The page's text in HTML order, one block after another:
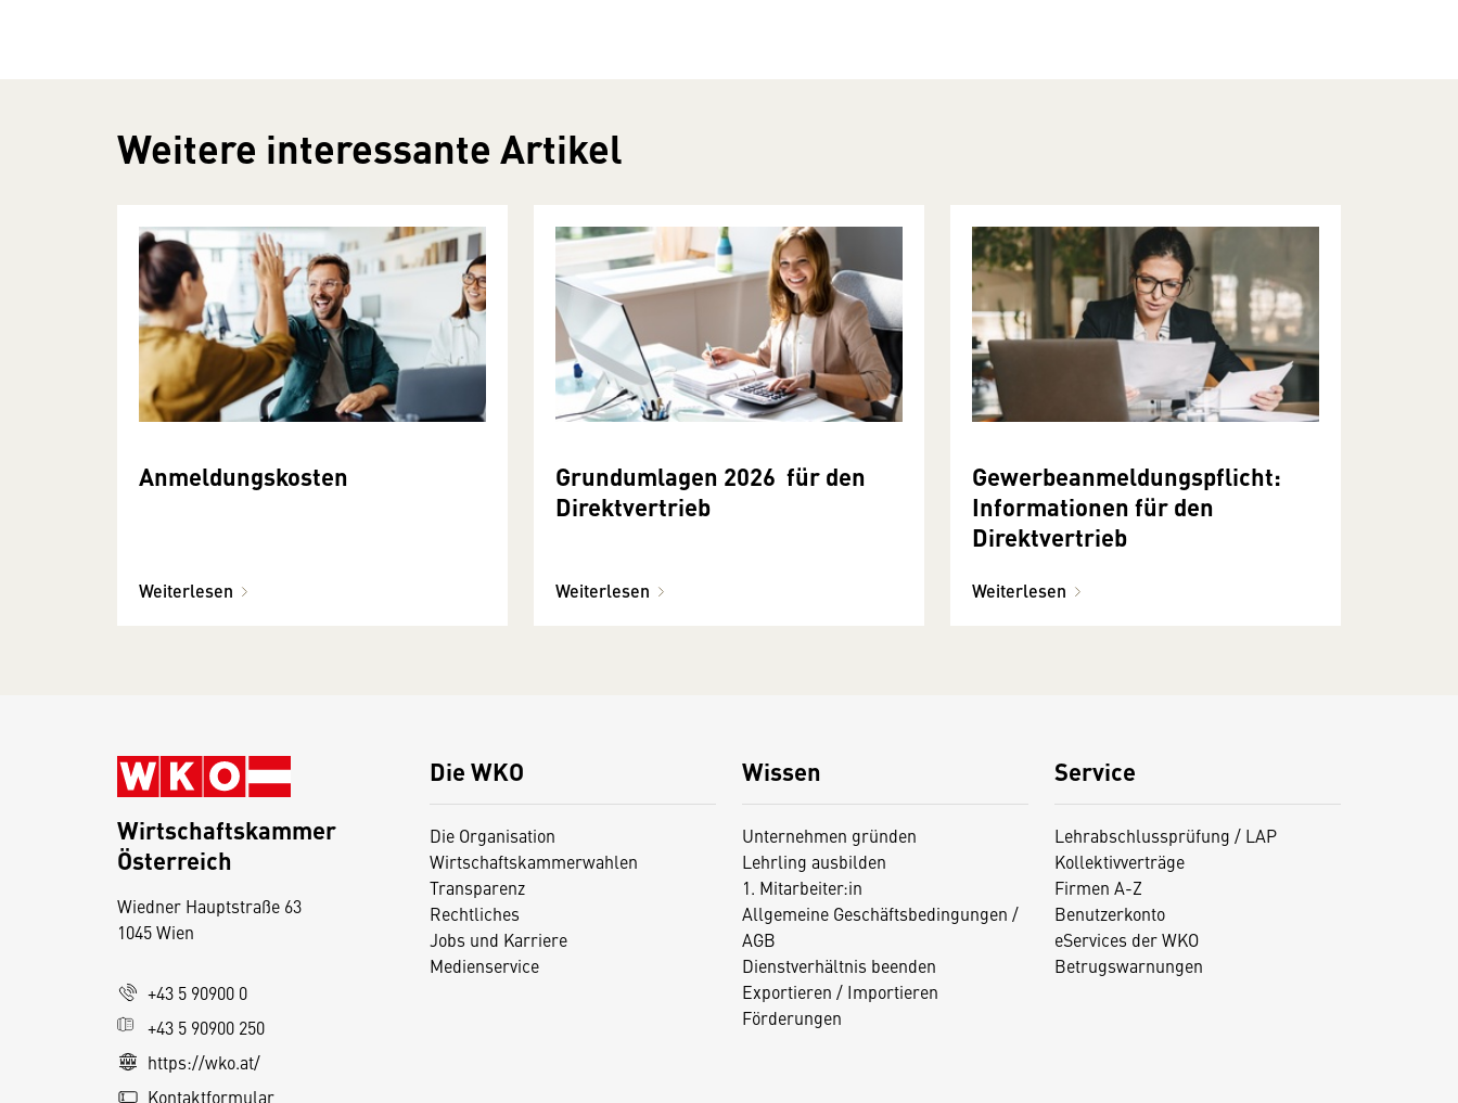
Weitere interessante Artikel
Anmeldungskosten
Weiterlesen
Grundumlagen 2026 für den
Direktvertrieb
Weiterlesen
Gewerbeanmeldungspflicht:
Informationen für den
Direktvertrieb
Weiterlesen
Die WKO
Die Organisation
Wirtschaftskammerwahlen
Transparenz
Rechtliches
Jobs und Karriere
Medienservice
Wissen
Unternehmen gründen
Lehrling ausbilden
1. Mitarbeiter:in
Allgemeine Geschäftsbedingungen /
AGB
Dienstverhältnis beenden
Exportieren / Importieren
Förderungen
Service
Lehrabschlussprüfung / LAP
Kollektivverträge
Firmen A-Z
Benutzerkonto
eServices der WKO
Betrugswarnungen
Wirtschaftskammer
Österreich
Wiedner Hauptstraße 63
1045 Wien
+43 5 90900 0
+43 5 90900 250
https://wko.at/
Kontaktformular